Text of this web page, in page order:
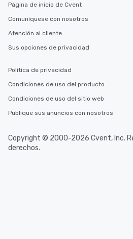
Página de inicio de Cvent
Comuníquese con nosotros
Atención al cliente
Sus opciones de privacidad
Política de privacidad
Condiciones de uso del producto
Condiciones de uso del sitio web
Publique sus anuncios con nosotros
Copyright © 2000-2026 Cvent, Inc.
derechos.